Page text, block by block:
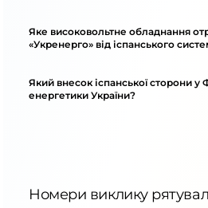
Номери виклику
Яке високовольтне обладнання
«Укренерго» від іспанського
Який внесок іспанської сторони у
енергетики України?